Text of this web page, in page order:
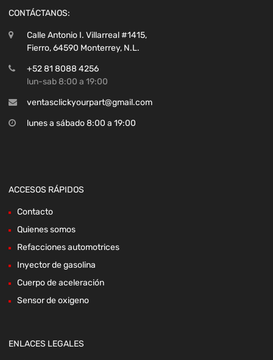
CONTÁCTANOS:
Calle Antonio I. Villarreal #1415,
Fierro, 64590 Monterrey, N.L.
+52 81 8088 4256
lun-sab 8:00 a 19:00
ventasclickyourpart@gmail.com
lunes a sábado 8:00 a 19:00
ACCESOS RÁPIDOS
Contacto
Quienes somos
Refacciones automotrices
Inyector de gasolina
Cuerpo de aceleración
Sensor de oxigeno
ENLACES LEGALES